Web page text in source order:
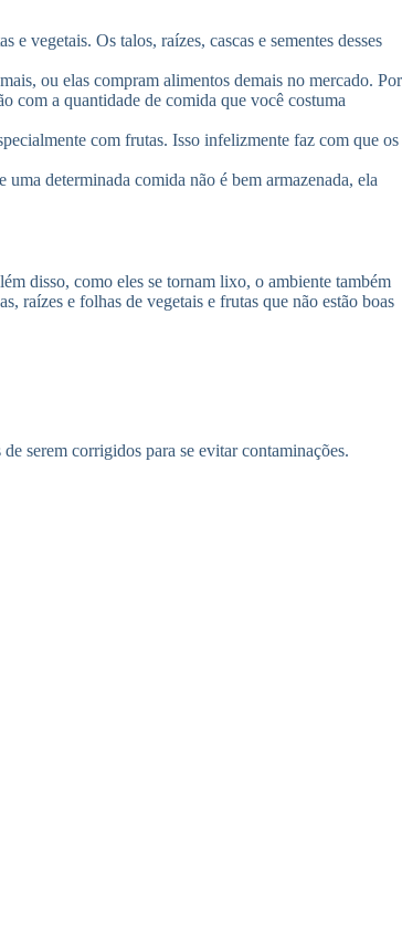
vegetais. Os talos, raízes, cascas e sementes desses
ou elas compram alimentos demais no mercado. Por
com a quantidade de comida que você costuma
com frutas. Isso infelizmente faz com que os
determinada comida não é bem armazenada, ela
disso, como eles se tornam lixo, o ambiente também
raízes e folhas de vegetais e frutas que não estão boas
serem corrigidos para se evitar contaminações.